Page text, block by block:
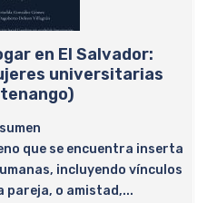
en El Salvador:
universitarias
que se encuentra inserta
incluyendo vínculos
pareja, o amistad,...